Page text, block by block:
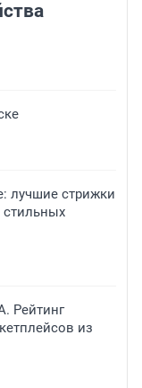
лучшие стрижки
Рейтинг
из